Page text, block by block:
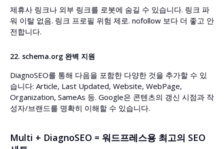
제휴사 링크나 외부 링크를 로봇에 숨길 수 있습니다. 링크 파
워 이탈 없음. 링크 프로필 위험 제로. nofollow 보다 더 좋고 안
전합니다.
22. schema.org 완벽 지원
DiagnoSEO를 통해 다음을 포함한 다양한 것을 추가할 수 있
습니다: Article, Last Updated, Website, WebPage,
Organization, SameAs 등. Google은 콘텐츠의 갱신 시점과 작
성자/브랜드를 명확히 이해할 수 있습니다.
Multi + DiagnoSEO = 워드프레스용 최고의 SEO